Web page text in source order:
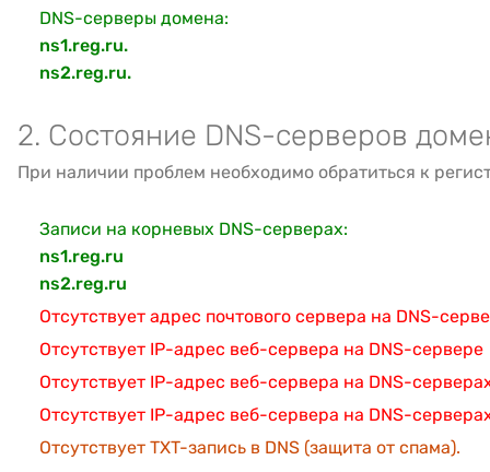
DNS-серверы домена:
ns1.reg.ru.
ns2.reg.ru.
2. Состояние DNS-серверов
При наличии проблем необходимо обратиться к
Записи на корневых DNS-серверах:
ns1.reg.ru
ns2.reg.ru
Отсутствует адрес почтового сервера на DNS-
Отсутствует IP-адрес веб-сервера на DNS-сервере
Отсутствует IP-адрес веб-сервера на DNS-
Отсутствует IP-адрес веб-сервера на DNS-
Отсутствует TXT-запись в DNS (защита от спама).